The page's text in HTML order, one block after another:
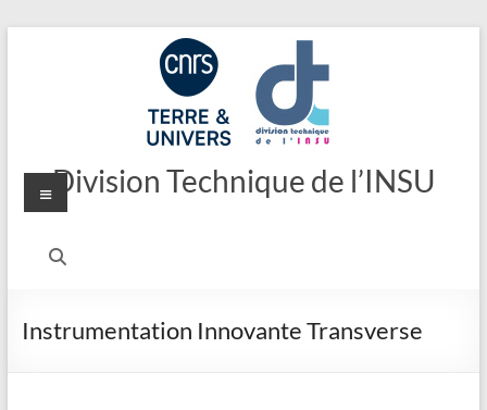
Division Technique de l’INSU
Menu
Instrumentation Innovante Transverse